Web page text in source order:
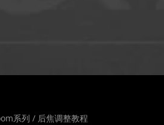
系列 / 后焦调整教程